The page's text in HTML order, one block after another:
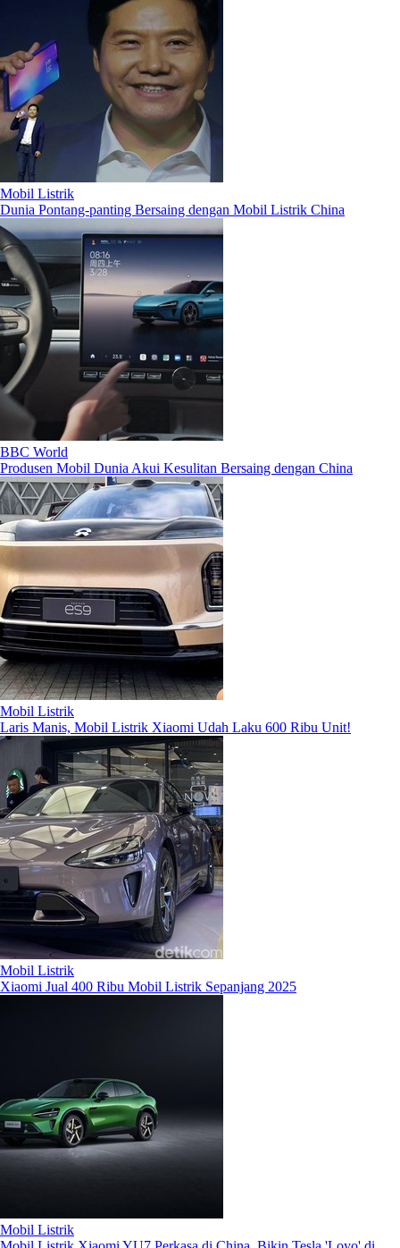
Mobil Listrik
Dunia Pontang-panting Bersaing dengan Mobil Listrik China
BBC World
Produsen Mobil Dunia Akui Kesulitan Bersaing dengan China
Mobil Listrik
Laris Manis, Mobil Listrik Xiaomi Udah Laku 600 Ribu Unit!
Mobil Listrik
Xiaomi Jual 400 Ribu Mobil Listrik Sepanjang 2025
Mobil Listrik